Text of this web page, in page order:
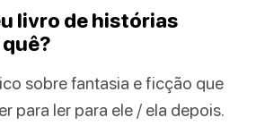
livro de histórias
sobre fantasia e ficção que
para ler para ele / ela depois.